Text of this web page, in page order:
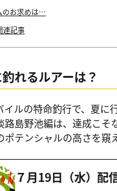
のお求めは…
連記事
れるルアーは？
イルの特命釣行で、夏に
路島野池編は、達成こそ
テンシャルの高さを窺
７月19日（水）配